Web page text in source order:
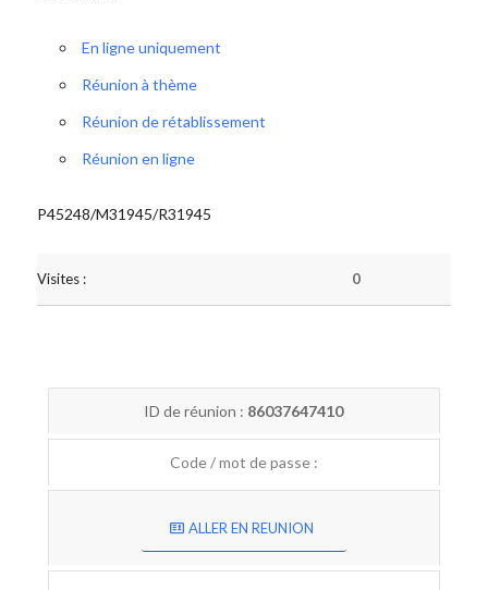
En ligne uniquement
Réunion à thème
Réunion de rétablissement
Réunion en ligne
P45248/M31945/R31945
Visites : 0
ID de réunion : 86037647410
Code / mot de passe :
ALLER EN REUNION